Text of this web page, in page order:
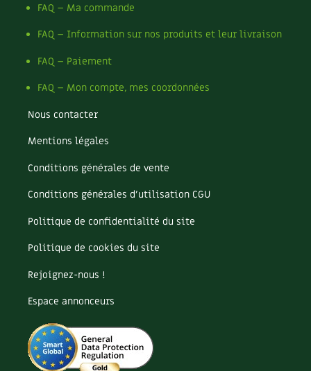
Poireau
Pollinisation
Pollution
Pomme
Potager
Potager en lasagnes
Poules
Prairie fleurie
Purin
Recette
Récup'
Réparation
Reproduction
Restauration
Rocaille
Ronce (ou mûre de jardin)
Roquette
FAQ – Ma commande
FAQ – Information sur nos produits et leur livraison
FAQ – Paiement
FAQ – Mon compte, mes coordonnées
Nous contacter
Mentions légales
Conditions générales de vente
Conditions générales d’utilisation CGU
Politique de confidentialité du site
Politique de cookies du site
Rejoignez-nous !
Espace annonceurs